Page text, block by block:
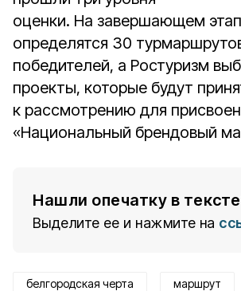
оценки. На завершающем
определятся 30
победителей, а Ростуризм
проекты, которые будут
к рассмотрению для
«Национальный брендовый
Нашли опечатку в
Выделите ее и нажмите на
белгородская черта маршрут